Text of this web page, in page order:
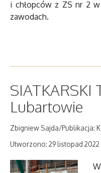
i chłopców z ZS nr 2
zawodach.
SIATKARSKI
Lubartowie
Zbigniew Sajda/Publikacja:
Utworzono: 29 listopad 2022